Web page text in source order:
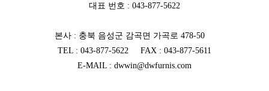
대표 번호 : 043-877-5622
본사 : 충북 음성군 감곡면 가곡로 478-50
TEL : 043-877-5622 FAX : 043-877-5611
E-MAIL : dwwin@dwfurnis.com